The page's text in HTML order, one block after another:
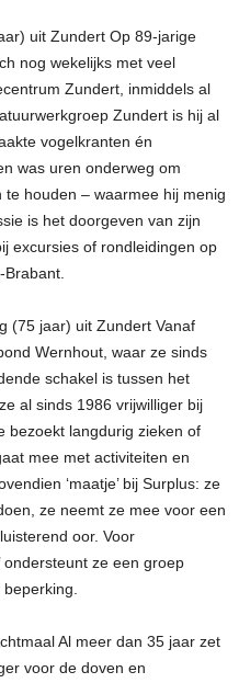
uit Zundert Op 89-jarige
nog wekelijks met veel
Zundert, inmiddels al
Zundert is hij al
vogelkranten én
was uren onderweg om
houden – waarmee hij menig
is het doorgeven van zijn
excursies of rondleidingen op
(75 jaar) uit Zundert Vanaf
Wernhout, waar ze sinds
schakel is tussen het
al sinds 1986 vrijwilliger bij
bezoekt langdurig zieken of
mee met activiteiten en
‘maatje’ bij Surplus: ze
ze neemt ze mee voor een
oor. Voor
ondersteunt ze een groep
Al meer dan 35 jaar zet
voor de doven en